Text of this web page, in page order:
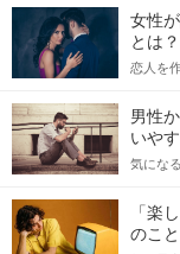
女性
とは？
恋人を
てアプ
格的に
をしっ
記事で
合にど
男性
いや
気にな
しかし
っしゃ
送る
「楽
のこと